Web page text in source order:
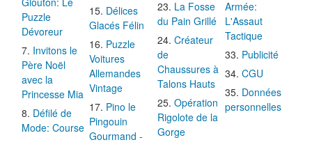
Puzzle
Dévoreur
Invitons le
Père Noël
avec la
Princesse Mia
Défilé de
Mode: Course
Délices
Glacés Félin
Puzzle
Voitures
Allemandes
Vintage
Pino le
Pingouin
Gourmand -
La Fosse
du Pain Grillé
Créateur
de
Chaussures à
Talons Hauts
Opération
Rigolote de la
Gorge
Armée:
L'Assaut
Tactique
Publicité
CGU
Données
personnelles